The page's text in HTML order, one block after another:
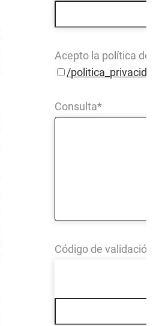
Acepto la política de
/
Consulta*
Código de